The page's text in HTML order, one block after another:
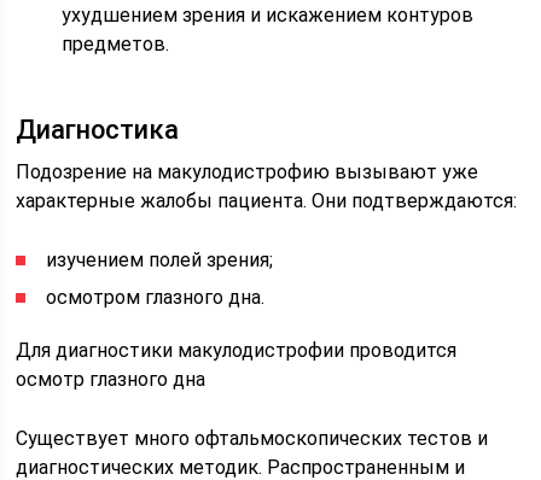
ухудшением зрения и искажением контуров
предметов.
Диагностика
Подозрение на макулодистрофию вызывают уже
характерные жалобы пациента. Они подтверждаются:
изучением полей зрения;
осмотром глазного дна.
Для диагностики макулодистрофии проводится
осмотр глазного дна
Существует много офтальмоскопических тестов и
диагностических методик. Распространенным и